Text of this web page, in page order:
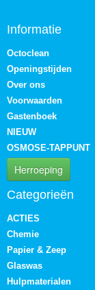
Informatie
Octoclean
Openingstijden
Over ons
Voorwaarden
Gastenboek
NIEUW
OSMOSE-TAPPUNT
Herroeping
Categorieën
ACTIES
Chemie
Papier & Zeep
Glaswas
Hulpmaterialen